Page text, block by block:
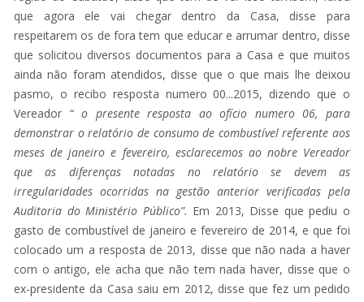
que agora ele vai chegar dentro da Casa, disse para
respeitarem os de fora tem que educar e arrumar dentro, disse
que solicitou diversos documentos para a Casa e que muitos
ainda não foram atendidos, disse que o que mais lhe deixou
pasmo, o recibo resposta numero 00...2015, dizendo que o
Vereador “o presente resposta ao ofício numero 06, para
demonstrar o relatório de consumo de combustível referente aos
meses de janeiro e fevereiro, esclarecemos ao nobre Vereador
que as diferenças notadas no relatório se devem as
irregularidades ocorridas na gestão anterior verificadas pela
Auditoria do Ministério Público”. Em 2013, Disse que pediu o
gasto de combustível de janeiro e fevereiro de 2014, e que foi
colocado um a resposta de 2013, disse que não nada a haver
com o antigo, ele acha que não tem nada haver, disse que o
ex-presidente da Casa saiu em 2012, disse que fez um pedido